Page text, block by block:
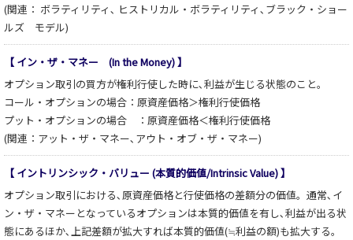
(関連： ボラティリティ､ ヒストリカル・ボラティリティ､ブラック・ショー
ルズ モデル)
【 イン・ザ・マネー (In the Money) 】
オプション取引の買方が権利行使した時に､利益が生じる状態のこと。
コール・オプションの場合：原資産価格＞権利行使価格
プット・オプションの場合 ：原資産価格＜権利行使価格
(関連：アット・ザ・マネー､アウト・オブ・ザ・マネー)
【 イントリンシック・バリュー (本質的価値/Intrinsic Value) 】
オプション取引における､原資産価格と行使価格の差額分の価値。通常､イ
ン・ザ・マネーとなっているオプションは本質的価値を有し､利益が出る状
態にあるほか､上記差額が拡大すれば本質的価値(≒利益の額)も拡大する。